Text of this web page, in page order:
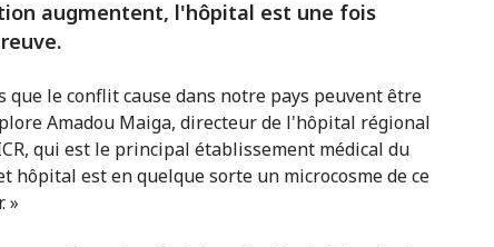
augmentent, l'hôpital est une fois
que le conflit cause dans notre pays peuvent être
Amadou Maiga, directeur de l'hôpital régional
qui est le principal établissement médical du
hôpital est en quelque sorte un microcosme de ce
»